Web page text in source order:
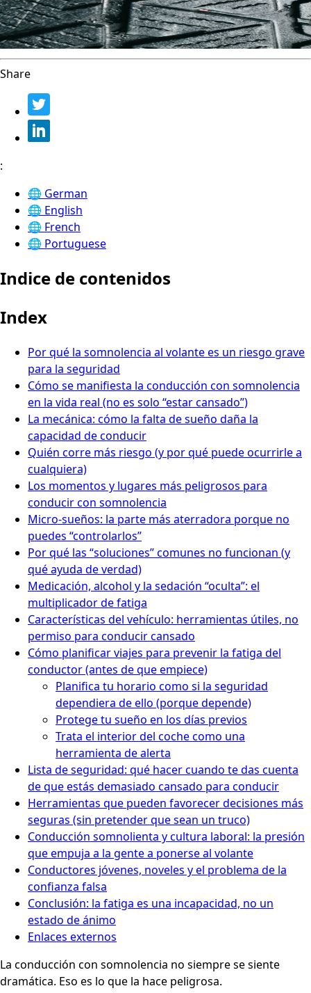
Share
:
🌐 German
🌐 English
🌐 French
🌐 Portuguese
Indice de contenidos
Index
Por qué la somnolencia al volante es un riesgo grave
para la seguridad
Cómo se manifiesta la conducción con somnolencia
en la vida real (no es solo “estar cansado”)
La mecánica: cómo la falta de sueño daña la
capacidad de conducir
Quién corre más riesgo (y por qué puede ocurrirle a
cualquiera)
Los momentos y lugares más peligrosos para
conducir con somnolencia
Micro-sueños: la parte más aterradora porque no
puedes “controlarlos”
Por qué las “soluciones” comunes no funcionan (y
qué ayuda de verdad)
Medicación, alcohol y la sedación “oculta”: el
multiplicador de fatiga
Características del vehículo: herramientas útiles, no
permiso para conducir cansado
Cómo planificar viajes para prevenir la fatiga del
conductor (antes de que empiece)
Planifica tu horario como si la seguridad
dependiera de ello (porque depende)
Protege tu sueño en los días previos
Trata el interior del coche como una
herramienta de alerta
Lista de seguridad: qué hacer cuando te das cuenta
de que estás demasiado cansado para conducir
Herramientas que pueden favorecer decisiones más
seguras (sin pretender que sean un truco)
Conducción somnolienta y cultura laboral: la presión
que empuja a la gente a ponerse al volante
Conductores jóvenes, noveles y el problema de la
confianza falsa
Conclusión: la fatiga es una incapacidad, no un
estado de ánimo
Enlaces externos
La conducción con somnolencia no siempre se siente
dramática. Eso es lo que la hace peligrosa.